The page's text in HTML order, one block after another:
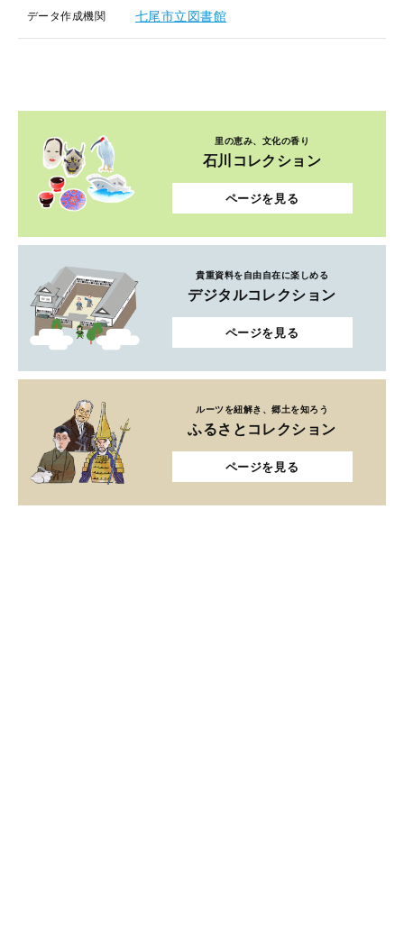
データ作成機関 七尾市立図書館
里の恵み、文化の香り
石川コレクション
ページを見る
貴重資料を自由自在に楽しめる
デジタルコレクション
ページを見る
ルーツを紐解き、郷土を知ろう
ふるさとコレクション
ページを見る